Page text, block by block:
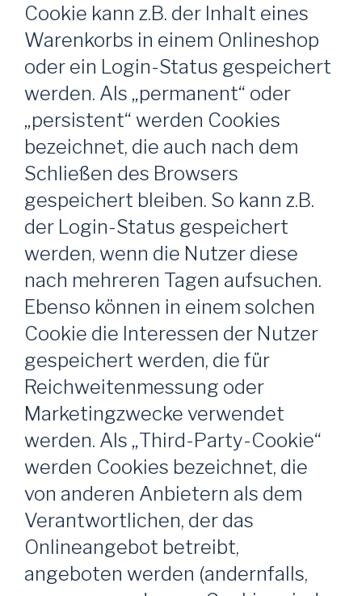
Cookie kann z.B. der Inhalt eines
Warenkorbs in einem Onlineshop
oder ein Login-Status gespeichert
werden. Als „permanent“ oder
„persistent“ werden Cookies
bezeichnet, die auch nach dem
Schließen des Browsers
gespeichert bleiben. So kann z.B.
der Login-Status gespeichert
werden, wenn die Nutzer diese
nach mehreren Tagen aufsuchen.
Ebenso können in einem solchen
Cookie die Interessen der Nutzer
gespeichert werden, die für
Reichweitenmessung oder
Marketingzwecke verwendet
werden. Als „Third-Party-Cookie“
werden Cookies bezeichnet, die
von anderen Anbietern als dem
Verantwortlichen, der das
Onlineangebot betreibt,
angeboten werden (andernfalls,